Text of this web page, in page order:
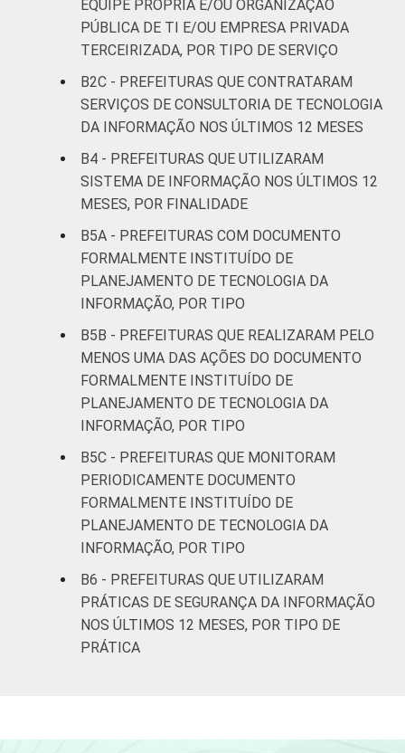
EQUIPE PRÓPRIA E/OU ORGANIZAÇÃO
PÚBLICA DE TI E/OU EMPRESA PRIVADA
TERCEIRIZADA, POR TIPO DE SERVIÇO
B2C - PREFEITURAS QUE CONTRATARAM
SERVIÇOS DE CONSULTORIA DE TECNOLOGIA
DA INFORMAÇÃO NOS ÚLTIMOS 12 MESES
B4 - PREFEITURAS QUE UTILIZARAM
SISTEMA DE INFORMAÇÃO NOS ÚLTIMOS 12
MESES, POR FINALIDADE
B5A - PREFEITURAS COM DOCUMENTO
FORMALMENTE INSTITUÍDO DE
PLANEJAMENTO DE TECNOLOGIA DA
INFORMAÇÃO, POR TIPO
B5B - PREFEITURAS QUE REALIZARAM PELO
MENOS UMA DAS AÇÕES DO DOCUMENTO
FORMALMENTE INSTITUÍDO DE
PLANEJAMENTO DE TECNOLOGIA DA
INFORMAÇÃO, POR TIPO
B5C - PREFEITURAS QUE MONITORAM
PERIODICAMENTE DOCUMENTO
FORMALMENTE INSTITUÍDO DE
PLANEJAMENTO DE TECNOLOGIA DA
INFORMAÇÃO, POR TIPO
B6 - PREFEITURAS QUE UTILIZARAM
PRÁTICAS DE SEGURANÇA DA INFORMAÇÃO
NOS ÚLTIMOS 12 MESES, POR TIPO DE
PRÁTICA